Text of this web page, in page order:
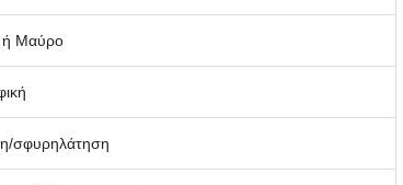
ή Μαύρο
σφυρηλάτηση